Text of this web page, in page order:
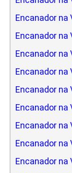
Encanador na
Encanador na
Encanador na
Encanador na
Encanador na
Encanador na
Encanador na
Encanador na
Encanador na